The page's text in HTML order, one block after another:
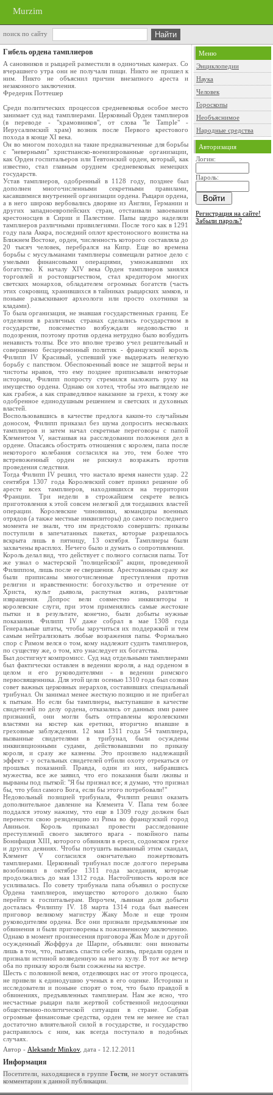
Murzim
поиск по сайту
Гибель ордена тамплиеров
А сановников и рыцарей разместили в одиночных камерах. Со
вчерашнего утра они не получали пищи. Никто не пришел к
ним. Никто не объяснил причин внезапного ареста и
незаконного заключения.
Фредерик Поттешер
Среди политических процессов средневековья особое место
занимает суд над тамплиерами. Церковный Орден тамплиеров
(в переводе - "храмовников", от слова "le Tample" -
Иерусалимский храм) возник после Первого крестового
похода в конце XI века.
Он во многом походил на такие предназначенные для борьбы
с "неверными" христианско-военизированные организации,
как Орден госпитальеров или Тевтонский орден, который, как
известно, стал главным орудием средневековых немецких
государств.
Устав тамплиеров, одобренный в 1128 году, позднее был
дополнен многочисленными секретными правилами,
касавшимися внутренней организации ордена. Рыцари ордена,
а в него широко вербовались дворяне из Англии, Германии и
других западноевропейских стран, отстаивали завоевания
крестоносцев в Сирии и Палестине. Папы щедро наделяли
тамплиеров различными привилегиями. После того как в 1291
году пала Аккра, последний оплот крестоносного воинства на
Ближнем Востоке, орден, численность которого составляла до
20 тысяч человек, перебрался на Кипр. Еще во времена
борьбы с мусульманами тамплиеры совмещали ратное дело с
умелыми финансовыми операциями, умножавшими их
богатство. К началу XIV века Орден тамплиеров занялся
торговлей и ростовщичеством, стал кредитором многих
светских монархов, обладателем огромных богатств (часть
этих сокровищ, хранившихся в тайниках рыцарских замков, и
поныне разыскивают археологи или просто охотники за
кладами).
То была организация, не знавшая государственных границ. Ее
отделения в различных странах сделались государством в
государстве, повсеместно возбуждали недовольство и
подозрения, поэтому против ордена нетрудно было возбудить
ненависть толпы. Все это вполне трезво учел решительный и
совершенно бесцеремонный политик - французский король
Филипп IV Красивый, успевший уже выдержать нелегкую
борьбу с папством. Обеспокоенный вовсе не защитой веры и
чистоты нравов, что ему позднее приписывали некоторые
историки, Филипп попросту стремился наложить руку на
имущество ордена. Однако он хотел, чтобы это выглядело не
как грабеж, а как справедливое наказание за грехи, к тому же
одобренное единодушным решением и светских и духовных
властей.
Воспользовавшись в качестве предлога каким-то случайным
доносом, Филипп приказал без шума допросить нескольких
тамплиеров и затем начал секретные переговоры с папой
Клементом V, настаивая на расследовании положения дел в
ордене. Опасаясь обострять отношения с королем, папа после
некоторого колебания согласился на это, тем более что
встревоженный орден не рискнул возражать против
проведения следствия.
Тогда Филипп IV решил, что настало время нанести удар. 22
сентября 1307 года Королевский совет принял решение об
аресте всех тамплиеров, находившихся на территории
Франции. Три недели в строжайшем секрете велись
приготовления к этой совсем нелегкой для тогдашних властей
операции. Королевские чиновники, командиры военных
отрядов (а также местные инквизиторы) до самого последнего
момента не знали, что им предстояло совершить: приказы
поступили в запечатанных пакетах, которые разрешалось
вскрыта лишь в пятницу, 13 октября. Тамплиеры были
захвачены врасплох. Нечего было и думать о сопротивлении.
Король делал вид, что действует с полного согласия папы. Тот
же узнал о мастерской "полицейской" акции, проведенной
Филиппом, лишь после ее свершения. Арестованным сразу же
были приписаны многочисленные преступления против
религии и нравственности: богохульство и отречение от
Христа, культ дьявола, распутная жизнь, различные
извращения. Допрос вели совместно инквизиторы и
королевские слуги, при этом применялись самые жестокие
пытки и в результате, конечно, были добыты нужные
показания. Филипп IV даже собрал в мае 1308 года
Генеральные штаты, чтобы заручиться их поддержкой и тем
самым нейтрализовать любые возражения папы. Формально
спор с Римом велся о том, кому надлежит судить тамплиеров,
по существу же, о том, кто унаследует их богатства.
Был достигнут компромисс. Суд над отдельными тамплиерами
был фактически оставлен в ведении короля, а над орденом в
целом и его руководителями - в ведении римского
первосвященника. Для этой цели осенью 1310 года был созван
совет важных церковных иерархов, составивших специальный
трибунал. Он занимал менее жесткую позицию и не прибегал
к пыткам. Но если бы тамплиеры, выступавшие в качестве
свидетелей по делу ордена, отказались от данных ими ранее
признаний, они могли быть отправлены королевскими
властями на костер как еретики, вторично впавшие в
греховные заблуждения. 12 мая 1311 года 54 тамплиера,
вызванные свидетелями в трибунал, были осуждены
инквизиционными судами, действовавшими по приказу
короля, и сразу же казнены. Это произвело надлежащий
эффект - у остальных свидетелей отбили охоту отрекаться от
прошлых показаний. Правда, один из них, набравшись
мужества, все же заявил, что его показания были лживы и
вырваны под пыткой: "Я бы признал все; я думаю, что признал
бы, что убил самого Бога, если бы этого потребовали!"
Недовольный позицией трибунала, Филипп решил оказать
дополнительное давление на Клемента V. Папа тем более
поддался этому нажиму, что еще в 1309 году должен был
перенести свою резиденцию из Рима во французский город
Авиньон. Король приказал провести расследование
преступлений своего заклятого врага - покойного папы
Бонифация XIII, которого обвиняли в ереси, содомском грехе
и других деяниях. Чтобы потушить вызванный этим скандал,
Клемент V согласился окончательно пожертвовать
тамплиерами. Церковный трибунал после долгого перерыва
возобновил в октябре 1311 года заседания, которые
продолжались до мая 1312 года. Настойчивость короля все
усиливалась. По совету трибунала папа объявил о роспуске
Ордена тамплиеров, имущество которого должно было
перейти к госпитальерам. Впрочем, львиная доля добычи
досталась Филиппу IV. 18 марта 1314 года был вынесен
приговор великому магистру Жаку Моле и еще троим
руководителям ордена. Все они признали предъявленные им
обвинения и были приговорены к пожизненному заключению.
Однако в момент произнесения приговора Жак Моле и другой
осужденный Жоффруа де Шарпе, объявили: они виноваты
лишь в том, что, пытаясь спасти себе жизнь, предали орден и
признали истиной возведенную на него хулу. В тот же вечер
оба по приказу короля были сожжены на костре.
Шесть с половиной веков, отделяющих нас от этого процесса,
не привели к единодушию ученых в его оценке. Историки и
исследователи и поныне спорят о том, что было правдой в
обвинениях, предъявленных тамплиерам. Нам же ясно, что
несчастные рыцари пали жертвой собственной недооценки
общественно-политической ситуации в стране. Собрав
огромные финансовые средства, орден тем не менее не стал
достаточно влиятельной силой в государстве, и государство
расправилось с ним, как всегда поступало в подобных
случаях.
Автор - Aleksandr Minkov, дата - 12.12.2011
Информация
Посетители, находящиеся в группе Гости, не могут оставлять
комментарии к данной публикации.
Меню
Энциклопедии
Наука
Человек
Гороскопы
Необъяснимое
Народные средства
Авторизация
Логин:
Пароль:
Регистрация на сайте!
Забыли пароль?